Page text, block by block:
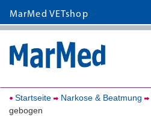
MarMed VETshop
Startseite Narkose & Beatmung
gebogen